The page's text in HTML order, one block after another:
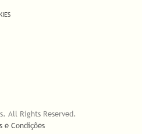
All Rights Reserved.
e Condições